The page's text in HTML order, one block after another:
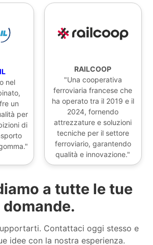
nel
un
per
di
RAILCOOP
"Una cooperativa
ferroviaria francese che
ha operato tra il 2019 e il
2024, fornendo
attrezzature e soluzioni
tecniche per il settore
ferroviario, garantendo
qualità e innovazione."
a tutte le tue
domande.
Contattaci oggi stesso e
idee con la nostra esperienza.